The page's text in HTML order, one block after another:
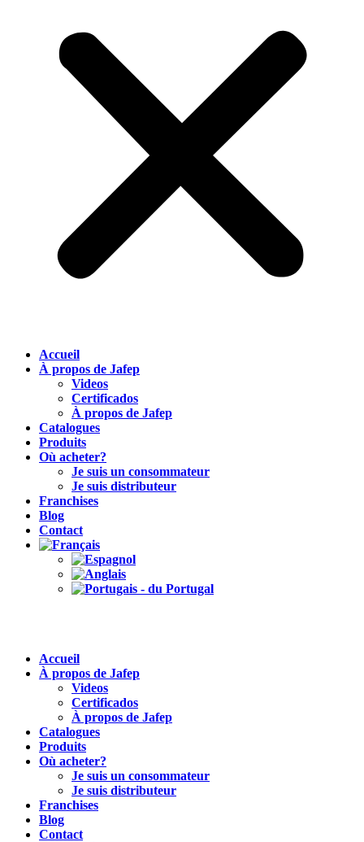
Accueil
À propos de Jafep
Videos
Certificados
À propos de Jafep
Catalogues
Produits
Où acheter?
Je suis un consommateur
Je suis distributeur
Franchises
Blog
Contact
Accueil
À propos de Jafep
Videos
Certificados
À propos de Jafep
Catalogues
Produits
Où acheter?
Je suis un consommateur
Je suis distributeur
Franchises
Blog
Contact